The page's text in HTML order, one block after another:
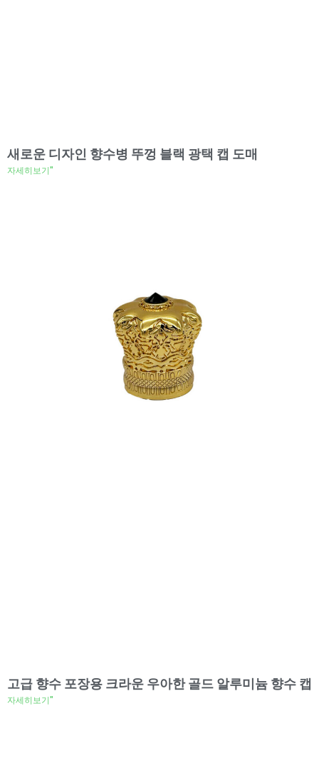
새로운 디자인 향수병 뚜껑 블랙 광택 캡 도매
자세히보기"
고급 향수 포장용 크라운 우아한 골드 알루미늄 향수 캡
자세히보기"